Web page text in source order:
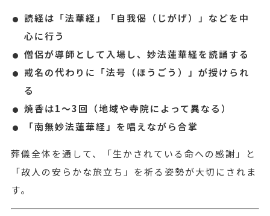
読経は「法華経」「自我偈（じがげ）」などを中
心に行う
僧侶が導師として入場し、妙法蓮華経を読誦する
戒名の代わりに「法号（ほうごう）」が授けられ
る
焼香は1〜3回
（地域や寺院によって異なる）
「南無妙法蓮華経」を唱えながら合掌
葬儀全体を通して、「生かされている命への感謝」と
「故人の安らかな旅立ち」を祈る姿勢が大切にされま
す。